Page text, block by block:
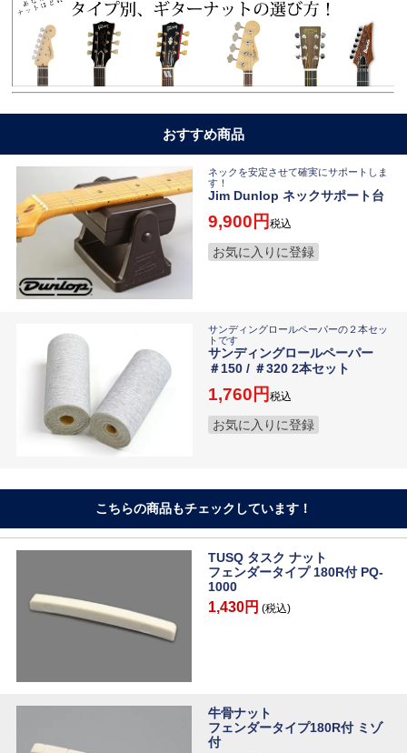
おすすめ商品
ネックを安定させて確実にサポートしま
す！
Jim Dunlop ネックサポート台
9,900 税込
お気に入りに登録
サンディングロールペーパーの２本セッ
トです
サンディングロールペーパー
＃150 / ＃320 2本セット
1,760 税込
お気に入りに登録
こちらの商品もチェックしています！
TUSQ タスク ナット
フェンダータイプ 180R付 PQ-
1000
1,430円 (税込)
牛骨ナット
フェンダータイプ180R付 ミゾ
付